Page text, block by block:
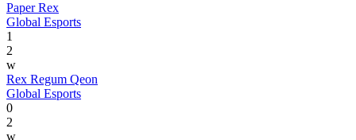
Paper Rex
Global Esports
1
2
w
Rex Regum Qeon
Global Esports
0
2
w